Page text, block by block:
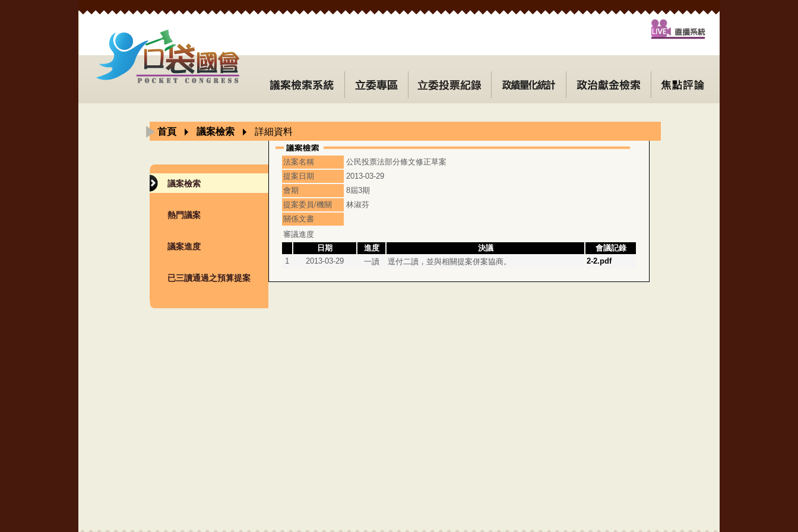
首頁 議案檢索 詳細資料
議案檢索
熱門議案
議案進度
已三讀通過之預算提案
法案名稱
公民投票法部分條文修正草案
提案日期
2013-03-29
會期
8屆3期
提案委員/機關
林淑芬
關係文書
審議進度
日期
進度 決議
會議記錄
1
2013-03-29 一讀 逕付二讀，並與相關提案併案協商。 2-2.pdf